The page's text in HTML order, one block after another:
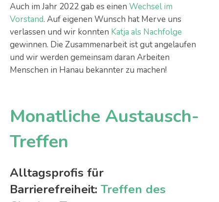
Auch im Jahr 2022 gab es einen Wechsel im
Vorstand. Auf eigenen Wunsch hat Merve uns
verlassen und wir konnten Katja als Nachfolge
gewinnen. Die Zusammenarbeit ist gut angelaufen
und wir werden gemeinsam daran Arbeiten
Menschen in Hanau bekannter zu machen!
Monatliche Austausch-
Treffen
Alltagsprofis für
Barrierefreiheit: Treffen des